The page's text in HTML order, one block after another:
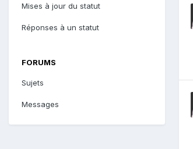
Mises à jour du statut
Réponses à un statut
FORUMS
Sujets
Messages